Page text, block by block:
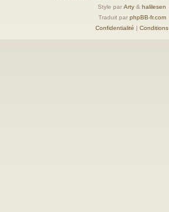
Style par Arty & halilesen
Traduit par phpBB-fr.com
Confidentialité | Conditions